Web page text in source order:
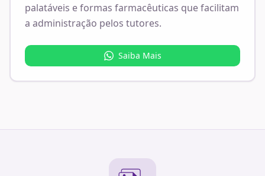
palatáveis e formas farmacêuticas que facilitam
a administração pelos tutores.
Saiba Mais